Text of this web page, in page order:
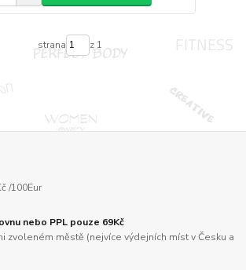
strana z 1
/100Eur
nebo PPL pouze 69Kč
zvoleném městě (nejvíce výdejních míst v Česku a